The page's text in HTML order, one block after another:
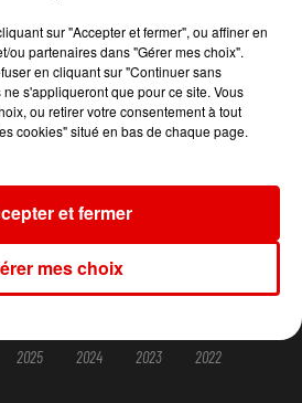
INFOS JEUX
PODCASTS CONTACT
charte pour la protection des données
cookies Plan du site
2025 2024 2023 2022
sur "Accepter et fermer", ou affiner en
ou partenaires dans "Gérer mes choix".
en cliquant sur "Continuer sans
s'appliqueront que pour ce site. Vous
ou retirer votre consentement à tout
cookies" situé en bas de chaque page.
mes choix
et fermer